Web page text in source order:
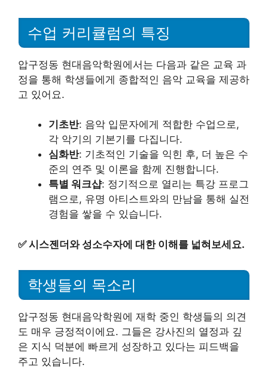
수업 커리큘럼의 특징
압구정동 현대음악학원에서는 다음과 같은 교육 과
정을 통해 학생들에게 종합적인 음악 교육을 제공하
고 있어요.
기초반: 음악 입문자에게 적합한 수업으로,
각 악기의 기본기를 다집니다.
심화반: 기초적인 기술을 익힌 후, 더 높은 수
준의 연주 및 이론을 함께 진행합니다.
특별 워크샵: 정기적으로 열리는 특강 프로그
램으로, 유명 아티스트와의 만남을 통해 실전
경험을 쌓을 수 있습니다.
✅시스젠더와 성소수자에 대한 이해를 넓혀보세요.
학생들의 목소리
압구정동 현대음악학원에 재학 중인 학생들의 의견
도 매우 긍정적이에요. 그들은 강사진의 열정과 깊
은 지식 덕분에 빠르게 성장하고 있다는 피드백을
주고 있습니다.